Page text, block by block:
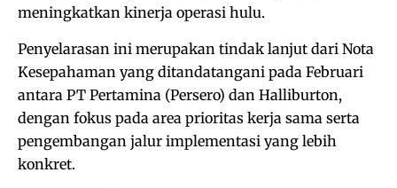
meningkatkan kinerja operasi hulu.
Penyelarasan ini merupakan tindak lanjut dari Nota
Kesepahaman yang ditandatangani pada Februari
antara PT Pertamina (Persero) dan Halliburton,
dengan fokus pada area prioritas kerja sama serta
pengembangan jalur implementasi yang lebih
konkret.